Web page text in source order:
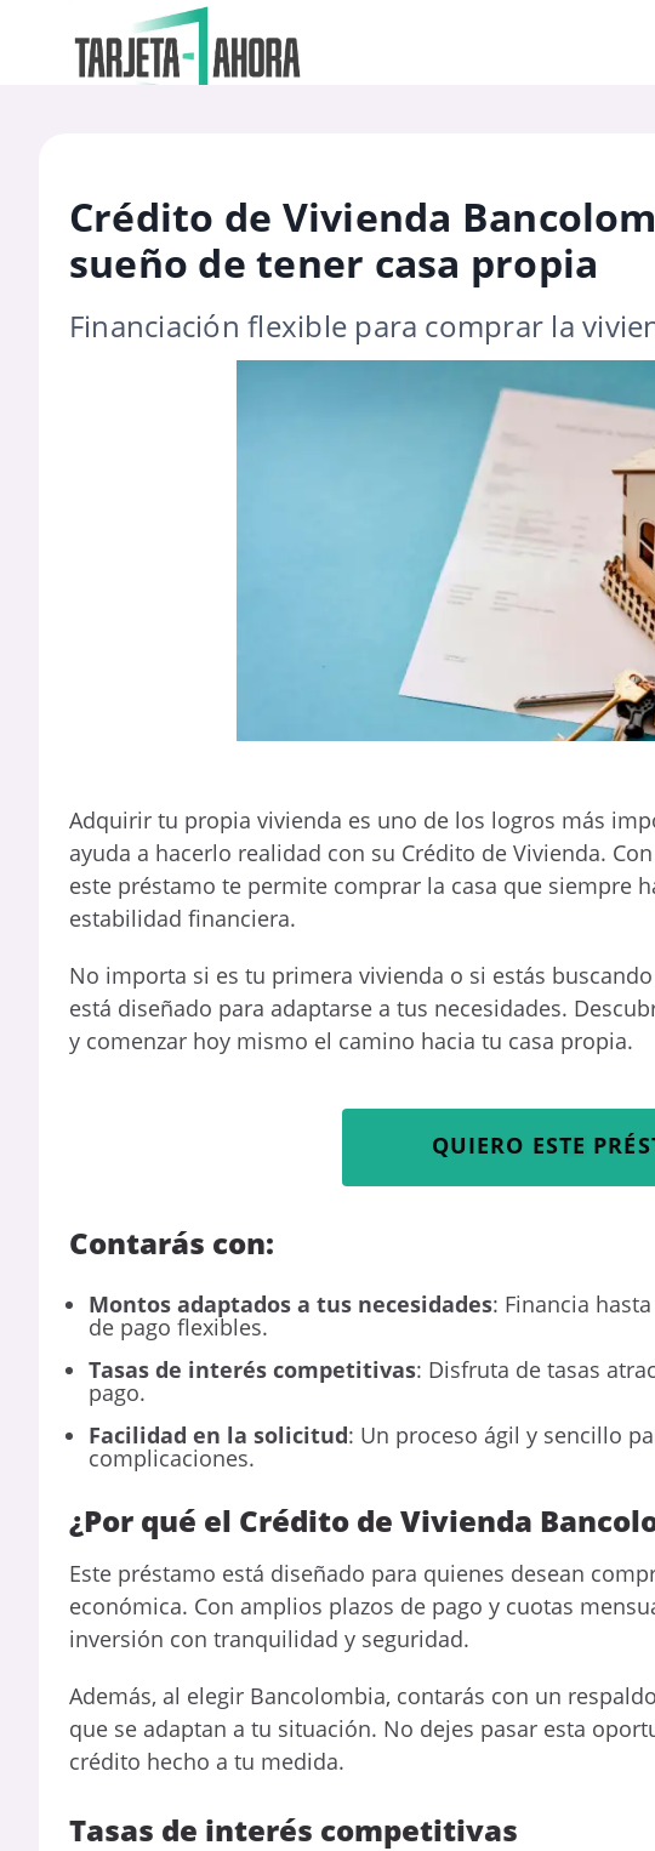
Crédito de Vivienda
sueño de tener casa propia
Financiación flexible para comprar la
Adquirir tu propia vivienda es uno de los logros más
ayuda a hacerlo realidad con su Crédito de Vivienda.
este préstamo te permite comprar la casa que siempre
estabilidad financiera.
No importa si es tu primera vivienda o si estás
está diseñado para adaptarse a tus necesidades.
y comenzar hoy mismo el camino hacia tu casa propia.
QUIERO ESTE
Contarás con:
Montos adaptados a tus necesidades: Financia
de pago flexibles.
Tasas de interés competitivas: Disfruta de tasas
pago.
Facilidad en la solicitud: Un proceso ágil y sencillo
complicaciones.
¿Por qué el Crédito de Vivienda
Este préstamo está diseñado para quienes desean
económica. Con amplios plazos de pago y cuotas
inversión con tranquilidad y seguridad.
Además, al elegir Bancolombia, contarás con un
que se adaptan a tu situación. No dejes pasar esta
crédito hecho a tu medida.
Tasas de interés competitivas